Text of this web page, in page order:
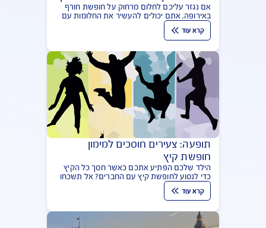
חופשת חורף באירופה – תחליפי מרק
אם נגזר עליכם לחלום מרחוק על חופשת חורף
באירופה, אתם יכולים להעשיר את החלומות עם
מרק אירופי מפנק, שגם מחמם את הגוף והנפש
וגם עוטף בניחוחות של נוסטלגיה
קרא עוד